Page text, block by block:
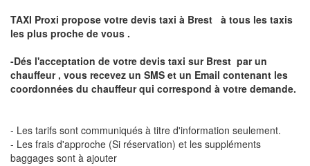
TAXI Proxi propose votre devis taxi à Brest à tous les taxis
les plus proche de vous .
-Dés l'acceptation de votre devis taxi sur Brest par un
chauffeur , vous recevez un SMS et un Email contenant les
coordonnées du chauffeur qui correspond à votre demande.
- Les tarifs sont communiqués à titre d'information seulement.
- Les frais d'approche (Si réservation) et les suppléments
baggages sont à ajouter